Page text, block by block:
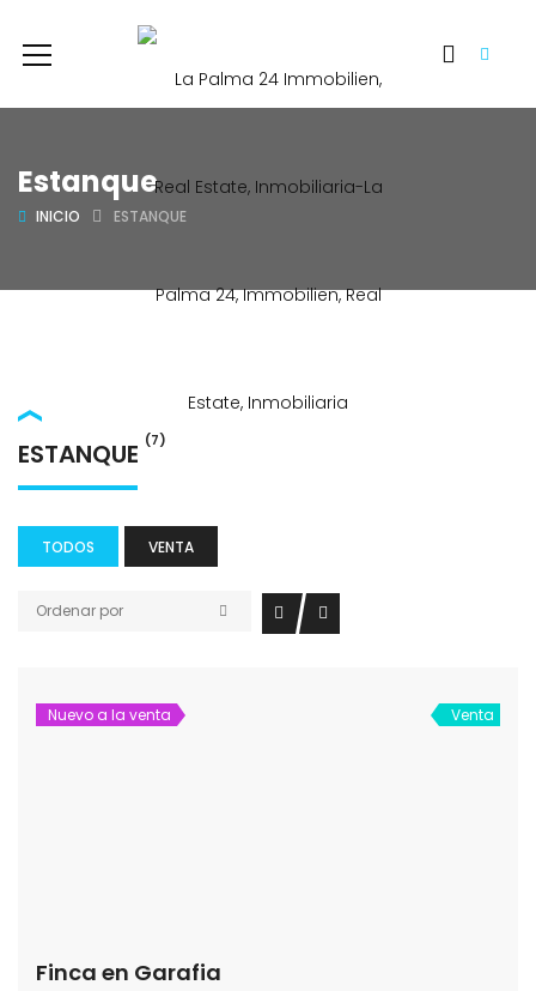
Estanque
INICIO ESTANQUE
ESTANQUE (7)
TODOS VENTA
Ordenar por
Nuevo a la venta Venta
Finca en Garafia